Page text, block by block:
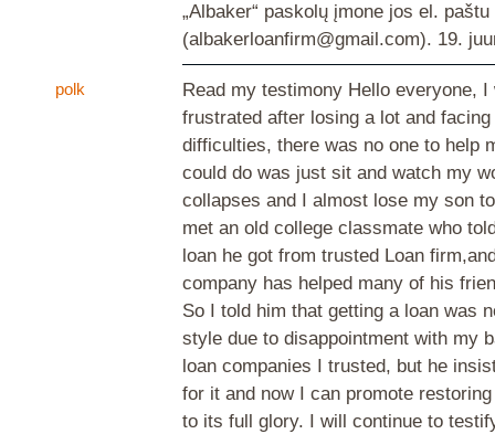
„Albaker“ paskolų įmone jos el. paštu
(albakerloanfirm@gmail.com). 19.
polk
Read my testimony Hello everyone,
frustrated after losing a lot and
difficulties, there was no one to help
could do was just sit and watch my
collapses and I almost lose my son
met an old college classmate who
loan he got from trusted Loan
company has helped many of his
So I told him that getting a loan was
style due to disappointment with my
loan companies I trusted, but he
for it and now I can promote
to its full glory. I will continue to